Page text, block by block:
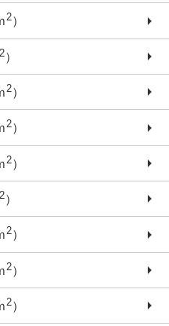
2）
2）
2）
2）
2）
2）
2）
2）
2）